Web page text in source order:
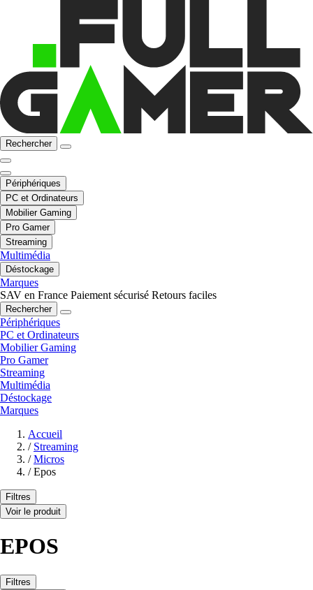
Rechercher
Périphériques
PC et Ordinateurs
Mobilier Gaming
Pro Gamer
Streaming
Multimédia
Déstockage
Marques
SAV en France Paiement sécurisé Retours faciles
Rechercher
Périphériques
PC et Ordinateurs
Mobilier Gaming
Pro Gamer
Streaming
Multimédia
Déstockage
Marques
Accueil
/ Streaming
/ Micros
/ Epos
Filtres
Voir le produit
EPOS
Filtres